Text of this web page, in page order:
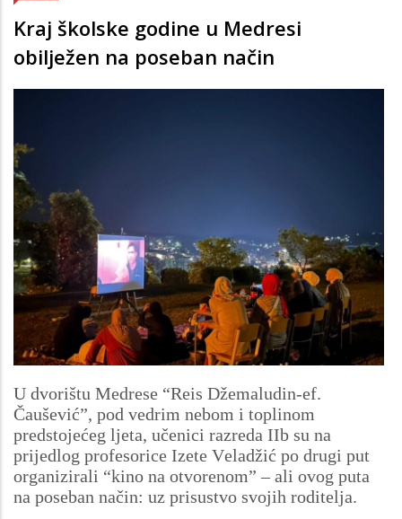
Kraj školske godine u Medresi
obilježen na poseban način
U dvorištu Medrese “Reis Džemaludin-ef.
Čaušević”, pod vedrim nebom i toplinom
predstojećeg ljeta, učenici razreda IIb su na
prijedlog profesorice Izete Veladžić po drugi put
organizirali “kino na otvorenom” – ali ovog puta
na poseban način: uz prisustvo svojih roditelja.